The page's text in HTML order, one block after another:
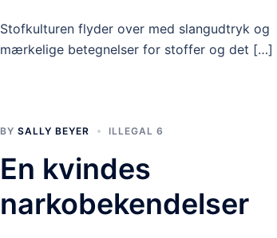
Stofkulturen flyder over med slangudtryk og
mærkelige betegnelser for stoffer og det […]
BY SALLY BEYER ILLEGAL 6
En kvindes
narkobekendelser